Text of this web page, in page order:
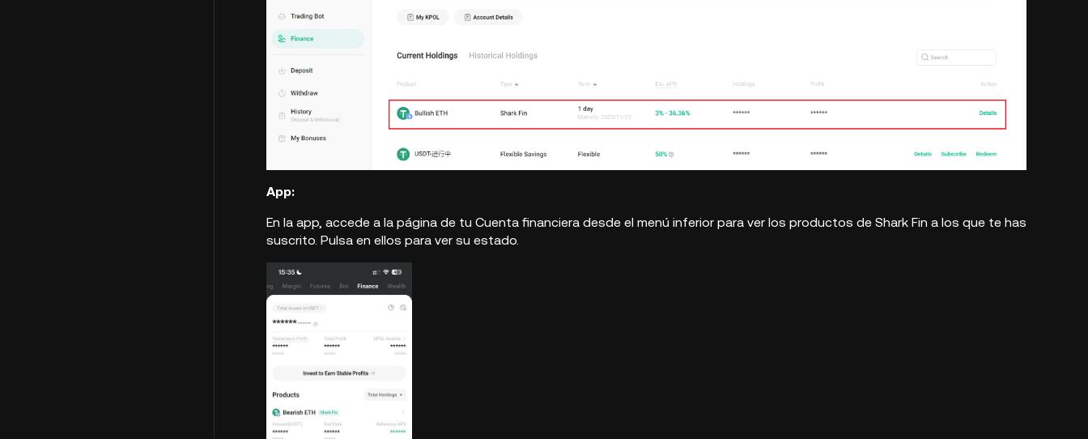
App:
En la app, accede a la página de tu Cuenta financiera desde el menú inferior para ver los productos de Shark Fin a los que te has
suscrito. Pulsa en ellos para ver su estado.